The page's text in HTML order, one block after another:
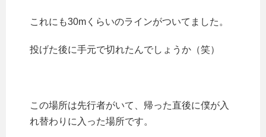
これにも30mくらいのラインがついてました。
投げた後に手元で切れたんでしょうか（笑）
この場所は先行者がいて、帰った直後に僕が入
れ替わりに入った場所です。